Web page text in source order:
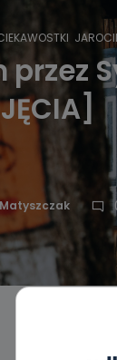
przez